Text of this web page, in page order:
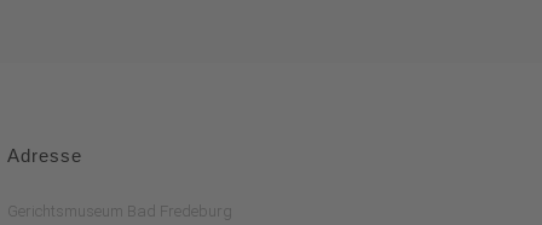
Adresse
Gerichtsmuseum Bad Fredeburg